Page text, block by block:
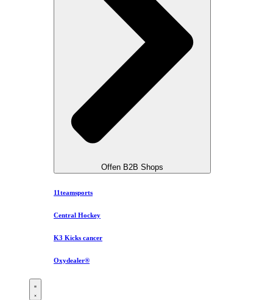
Offen B2B Shops
11teamsports
Central Hockey
K3 Kicks cancer
Oxydealer®